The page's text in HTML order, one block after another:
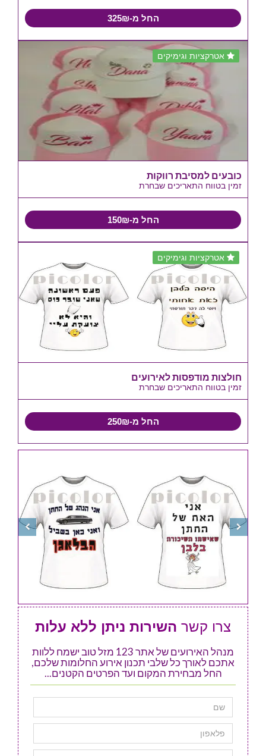
החל מ-325₪
אטרקציות וגימיקים
כובעים למסיבת רווקות
זמין בטווח התאריכים שבחרת
החל מ-150₪
אטרקציות וגימיקים
חולצות מודפסות לאירועים
זמין בטווח התאריכים שבחרת
החל מ-250₪
צרו קשר השירות ניתן ללא עלות
מנהל האירועים של אתר 123 מזל טוב ישמח ללוות
אתכם לאורך כל שלבי תכנון אירוע החלומות שלכם,
החל מבחירת המקום ועד הפרטים הקטנים...